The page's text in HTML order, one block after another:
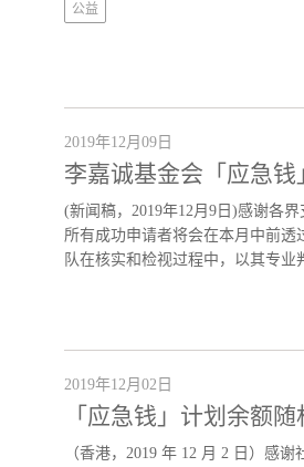
公益
2019年12月09日
李嘉诚基金会「应急
(新闻稿，2019年12月9日)感谢各
所有成功申请者将会在本月中前
队在核实和检视过程中，以其专
2019年12月02日
「应急钱」计划余额
（香港，2019 年 12 月 2 日）感